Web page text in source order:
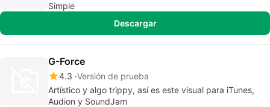
Simple
Descargar
G-Force
4.3 Versión de prueba
Artístico y algo trippy, así es este visual para iTunes,
Audion y SoundJam